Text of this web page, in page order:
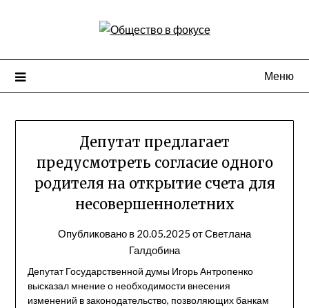
Меню
Депутат предлагает
предусмотреть согласие одного
родителя на открытие счета для
несовершеннолетних
Опубликовано в 20.05.2025 отСветлана
Галдобина
Депутат Государственной думы Игорь Антропенко
высказал мнение о необходимости внесения
изменений в законодательство, позволяющих банкам